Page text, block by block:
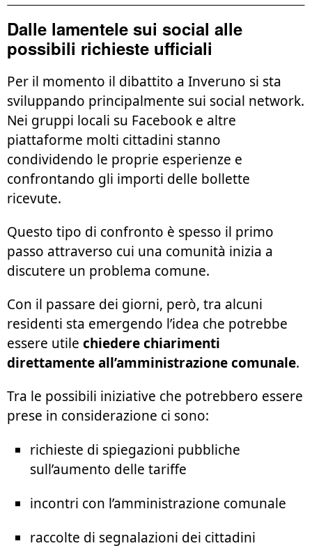
Dalle lamentele sui social alle
possibili richieste ufficiali
Per il momento il dibattito a Inveruno si sta
sviluppando principalmente sui social network.
Nei gruppi locali su Facebook e altre
piattaforme molti cittadini stanno
condividendo le proprie esperienze e
confrontando gli importi delle bollette
ricevute.
Questo tipo di confronto è spesso il primo
passo attraverso cui una comunità inizia a
discutere un problema comune.
Con il passare dei giorni, però, tra alcuni
residenti sta emergendo l’idea che potrebbe
essere utile chiedere chiarimenti
direttamente all’amministrazione comunale.
Tra le possibili iniziative che potrebbero essere
prese in considerazione ci sono:
richieste di spiegazioni pubbliche
sull’aumento delle tariffe
incontri con l’amministrazione comunale
raccolte di segnalazioni dei cittadini